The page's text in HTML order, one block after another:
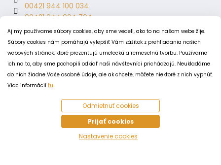
Aj my používame súbory cookies, aby sme vedeli, ako to na našom webe žije.
Súbory cookies nám pomáhajú vylepšiť Vám zážitok z prehliadania našich
webových stránok, ktoré prezentujú umeleckú a remeselnú tvorbu. Používame
ich na to, aby sme pochopili odkiaľ naši návštevníci prichádzajú. Neukladáme
do nich žiadne Vaše osobné údaje, ale ak chcete, môžete niektoré z nich vypnúť.
Viac informácií tu.
Odmietnuť cookies
Prijať cookies
Nastavenie cookies
00421 944 100 034
00421 944 904 704
hupaci.oslik
dagmar.juricova
PODMIENKY
Obchodné podmienky
Odstúpenie od zmluvy
Zásady spracovania a ochrany osobných údajov
Zásady používania súborov cookie